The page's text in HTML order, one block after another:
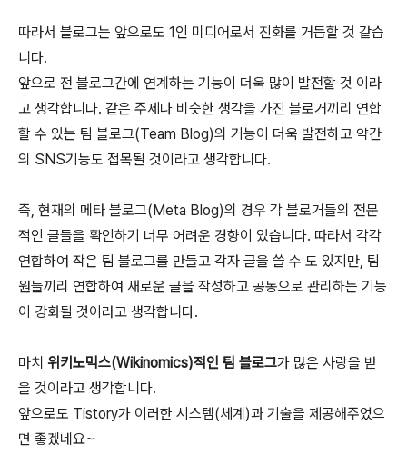
따라서 블로그는 앞으로도 1인 미디어로서 진화를 거듭할 것 같습
니다.
앞으로 전 블로그간에 연계하는 기능이 더욱 많이 발전할 것 이라
고 생각합니다. 같은 주제나 비슷한 생각을 가진 블로거끼리 연합
할 수 있는 팀 블로그(Team Blog)의 기능이 더욱 발전하고 약간
의 SNS기능도 접목될 것이라고 생각합니다.
즉, 현재의 메타 블로그(Meta Blog)의 경우 각 블로거들의 전문
적인 글들을 확인하기 너무 어려운 경향이 있습니다. 따라서 각각
연합하여 작은 팀 블로그를 만들고 각자 글을 쓸 수 도 있지만, 팀
원들끼리 연합하여 새로운 글을 작성하고 공동으로 관리하는 기능
이 강화될 것이라고 생각합니다.
마치 위키노믹스(Wikinomics)적인 팀 블로그가 많은 사랑을 받
을 것이라고 생각합니다.
앞으로도 Tistory가 이러한 시스템(체계)과 기술을 제공해주었으
면 좋겠네요~